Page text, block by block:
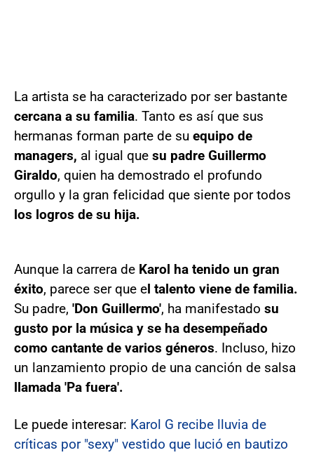
La artista se ha caracterizado por ser bastante
cercana a su familia. Tanto es así que sus
hermanas forman parte de su equipo de
managers, al igual que su padre Guillermo
Giraldo, quien ha demostrado el profundo
orgullo y la gran felicidad que siente por todos
los logros de su hija.
Aunque la carrera de Karol ha tenido un gran
éxito, parece ser que el talento viene de familia.
Su padre, 'Don Guillermo', ha manifestado su
gusto por la música y se ha desempeñado
como cantante de varios géneros. Incluso, hizo
un lanzamiento propio de una canción de salsa
llamada 'Pa fuera'.
Le puede interesar: Karol G recibe lluvia de
críticas por "sexy" vestido que lució en bautizo